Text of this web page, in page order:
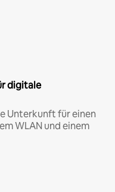
digitale
Unterkunft für einen
WLAN und einem